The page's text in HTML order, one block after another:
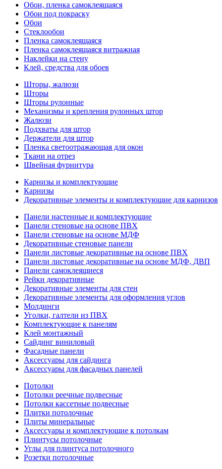
Обои, пленка самоклеящаяся
Обои под покраску
Обои
Стеклообои
Пленка самоклеящаяся
Пленка самоклеящаяся витражная
Наклейки на стену
Клей, средства для обоев
Шторы, жалюзи
Шторы
Шторы рулонные
Механизмы и крепления рулонных штор
Жалюзи
Подхваты для штор
Держатели для штор
Пленка светоотражающая для окон
Ткани на отрез
Швейная фурнитура
Карнизы и комплектующие
Карнизы
Декоративные элементы и комплектующие для карнизов
Панели настенные и комплектующие
Панели стеновые на основе ПВХ
Панели стеновые на основе МДФ
Декоративные стеновые панели
Панели листовые декоративные на основе ПВХ
Панели листовые декоративные на основе МДФ, ДВП
Панели самоклеящиеся
Рейки декоративные
Декоративные элементы для стен
Декоративные элементы для оформления углов
Молдинги
Уголки, галтели из ПВХ
Комплектующие к панелям
Клей монтажный
Сайдинг виниловый
Фасадные панели
Аксессуары для сайдинга
Аксессуары для фасадных панелей
Потолки
Потолки реечные подвесные
Потолки кассетные подвесные
Плитки потолочные
Плиты минеральные
Аксессуары и комплектующие к потолкам
Плинтусы потолочные
Углы для плинтуса потолочного
Розетки потолочные